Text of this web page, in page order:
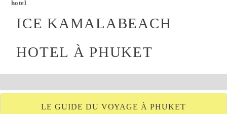
hotel
ICE KAMALABEACH
HOTEL À PHUKET
LE GUIDE DU VOYAGE À PHUKET